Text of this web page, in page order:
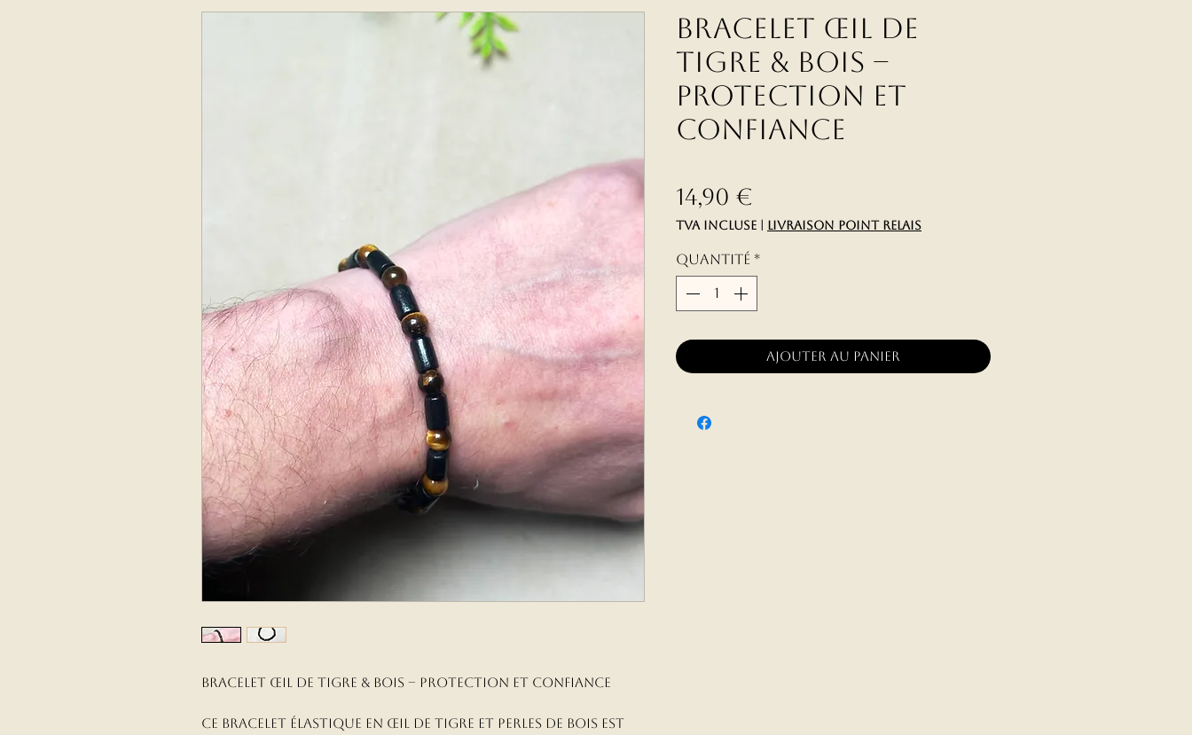
Bracelet Œil de Tigre & Bois – Protection et Confiance
Ce bracelet élastique en œil de tigre et perles de bois est
Bracelet Œil de
Tigre & Bois –
Protection et
Confiance
14,90 €
TVA Incluse livraison point relais
Quantité *
Ajouter au panier